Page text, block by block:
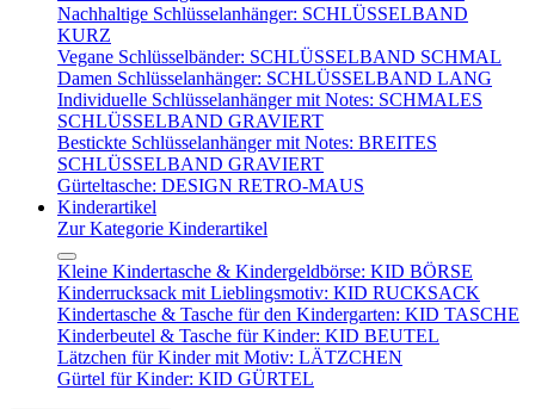
Nachhaltige Schlüsselanhänger: SCHLÜSSELBAND
KURZ
Vegane Schlüsselbänder: SCHLÜSSELBAND SCHMAL
Damen Schlüsselanhänger: SCHLÜSSELBAND LANG
Individuelle Schlüsselanhänger mit Notes: SCHMALES
SCHLÜSSELBAND GRAVIERT
Bestickte Schlüsselanhänger mit Notes: BREITES
SCHLÜSSELBAND GRAVIERT
Gürteltasche: DESIGN RETRO-MAUS
Kinderartikel
Zur Kategorie Kinderartikel
Kleine Kindertasche & Kindergeldbörse: KID BÖRSE
Kinderrucksack mit Lieblingsmotiv: KID RUCKSACK
Kindertasche & Tasche für den Kindergarten: KID TASCHE
Kinderbeutel & Tasche für Kinder: KID BEUTEL
Lätzchen für Kinder mit Motiv: LÄTZCHEN
Gürtel für Kinder: KID GÜRTEL